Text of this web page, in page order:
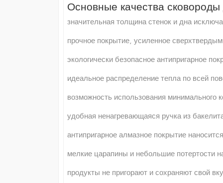
Основные качества
значительная толщина стенок и дна
прочное покрытие, усиленное
экологически безопасное антипригарное
идеальное распределение тепла по всей
возможность использования минимального
удобная ненагревающаяся ручка из
антипригарное алмазное покрытие
мелкие царапины и небольшие потертости
продукты не пригорают и сохраняют свой